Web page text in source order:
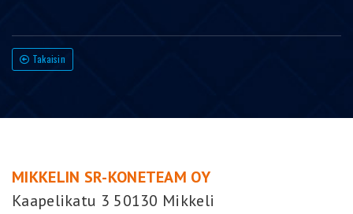
Takaisin
MIKKELIN SR-KONETEAM OY
Kaapelikatu 3 50130 Mikkeli